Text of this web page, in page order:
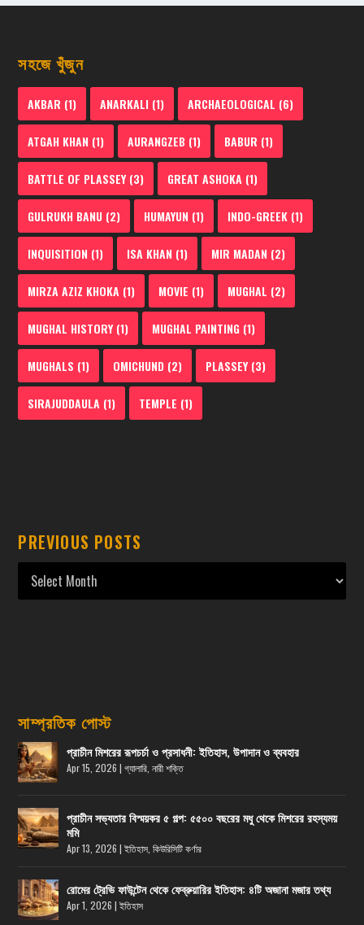
সহজে খুঁজুন
AKBAR (1) ANARKALI (1) ARCHAEOLOGICAL (6)
ATGAH KHAN (1) AURANGZEB (1) BABUR (1)
BATTLE OF PLASSEY(3) GREAT ASHOKA (1)
GULRUKH BANU (2) HUMAYUN (1) INDO-GREEK (1)
INQUISITION (1) ISA KHAN (1) MIR MADAN (2)
MIRZA AZIZ KHOKA (1) MOVIE (1) MUGHAL (2)
MUGHAL HISTORY(1) MUGHAL PAINTING (1)
MUGHALS (1) OMICHUND (2) PLASSEY(3)
SIRAJUDDAULA (1) TEMPLE (1)
PREVIOUS POSTS
সাম্প্রতিক পোস্ট
প্রাচীন মিশরের রূপচর্চা ও প্রসাধনী: ইতিহাস, উপাদান ও ব্যবহার
Apr 15, 2026 |গ্যালারি ,নারী শক্তি
প্রাচীন সভ্যতার বিস্ময়কর ৫ গল্প: ৫৫০০ বছরের মধু থেকে মিশরের রহস্যময়
মমি
Apr 13, 2026 |ইতিহাস ,কিউরিসিটি কর্ণার
রোমের ট্রেভি ফাউন্টেন থেকে ফেব্রুয়ারির ইতিহাস: ৪টি অজানা মজার তথ্য
Apr 1, 2026 |ইতিহাস